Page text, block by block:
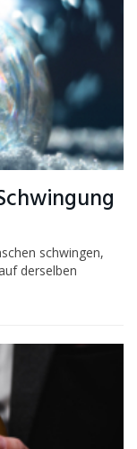
schwingen,
derselben